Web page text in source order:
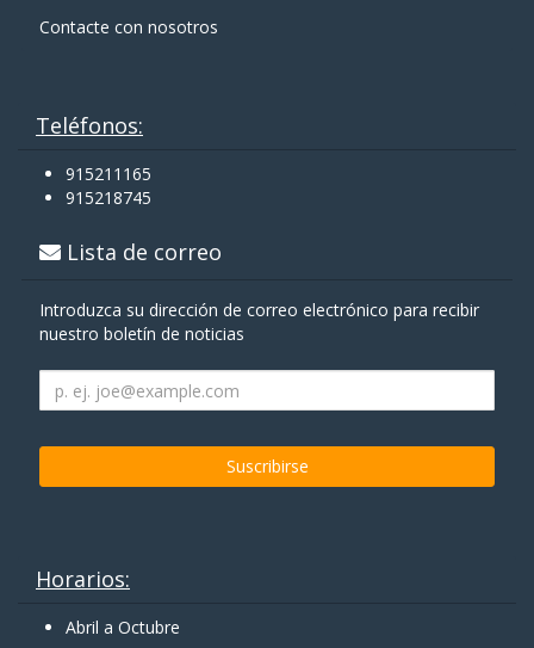
Contacte con nosotros
Teléfonos:
915211165
915218745
Lista de correo
Introduzca su dirección de correo electrónico para recibir
nuestro boletín de noticias
Horarios:
Abril a Octubre